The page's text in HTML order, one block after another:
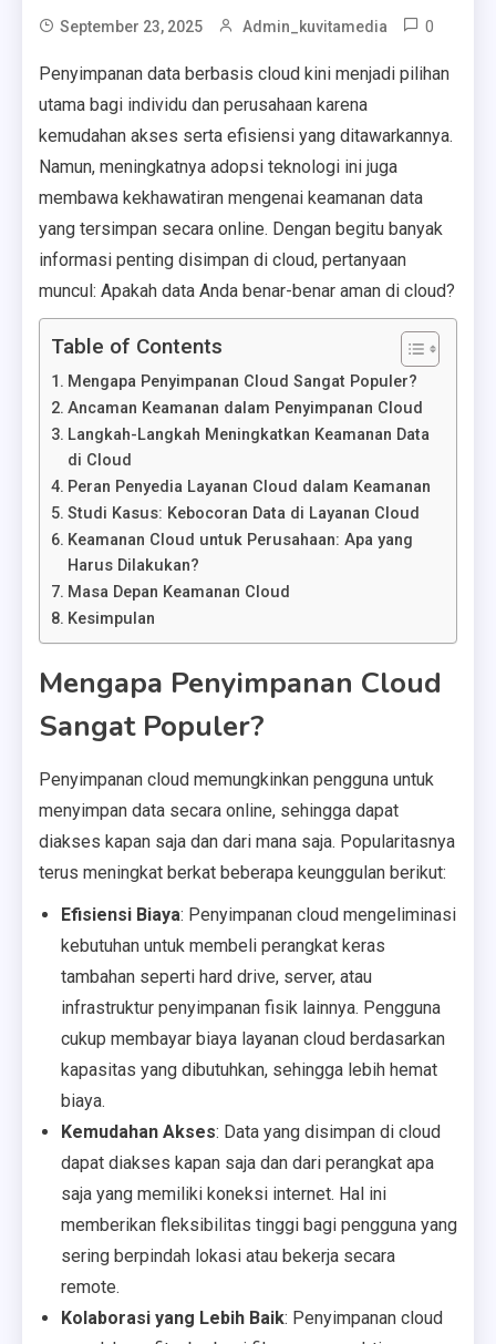
September 23, 2025 Admin_kuvitamedia 0
Penyimpanan data berbasis cloud kini menjadi pilihan
utama bagi individu dan perusahaan karena
kemudahan akses serta efisiensi yang ditawarkannya.
Namun, meningkatnya adopsi teknologi ini juga
membawa kekhawatiran mengenai keamanan data
yang tersimpan secara online. Dengan begitu banyak
informasi penting disimpan di cloud, pertanyaan
muncul: Apakah data Anda benar-benar aman di cloud?
Table of Contents
Mengapa Penyimpanan Cloud Sangat Populer?
Ancaman Keamanan dalam Penyimpanan Cloud
Langkah-Langkah Meningkatkan Keamanan Data
di Cloud
Peran Penyedia Layanan Cloud dalam Keamanan
Studi Kasus: Kebocoran Data di Layanan Cloud
Keamanan Cloud untuk Perusahaan: Apa yang
Harus Dilakukan?
Masa Depan Keamanan Cloud
Kesimpulan
Mengapa Penyimpanan Cloud
Sangat Populer?
Penyimpanan cloud memungkinkan pengguna untuk
menyimpan data secara online, sehingga dapat
diakses kapan saja dan dari mana saja. Popularitasnya
terus meningkat berkat beberapa keunggulan berikut:
Efisiensi Biaya: Penyimpanan cloud mengeliminasi
kebutuhan untuk membeli perangkat keras
tambahan seperti hard drive, server, atau
infrastruktur penyimpanan fisik lainnya. Pengguna
cukup membayar biaya layanan cloud berdasarkan
kapasitas yang dibutuhkan, sehingga lebih hemat
biaya.
Kemudahan Akses: Data yang disimpan di cloud
dapat diakses kapan saja dan dari perangkat apa
saja yang memiliki koneksi internet. Hal ini
memberikan fleksibilitas tinggi bagi pengguna yang
sering berpindah lokasi atau bekerja secara
remote.
Kolaborasi yang Lebih Baik: Penyimpanan cloud